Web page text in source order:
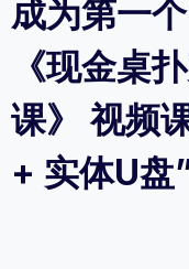
成为第一
《现金桌
课》 视频
+ 实体U盘